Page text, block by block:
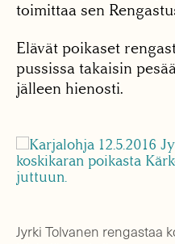
toimittaa sen
Elävät poikaset
pussissa takaisin
jälleen hienosti.
Jyrki Tolvanen rengastaa